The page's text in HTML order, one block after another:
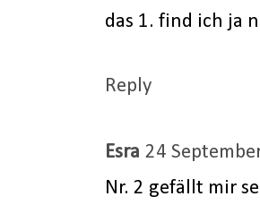
das 1. find ich ja
Reply
Esra 24
Nr. 2 gefällt mir